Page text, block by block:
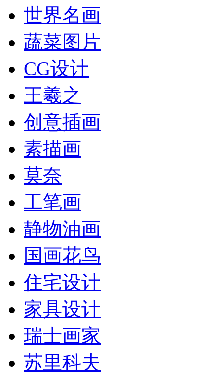
世界名画
蔬菜图片
CG设计
王羲之
创意插画
素描画
莫奈
工笔画
静物油画
国画花鸟
住宅设计
家具设计
瑞士画家
苏里科夫